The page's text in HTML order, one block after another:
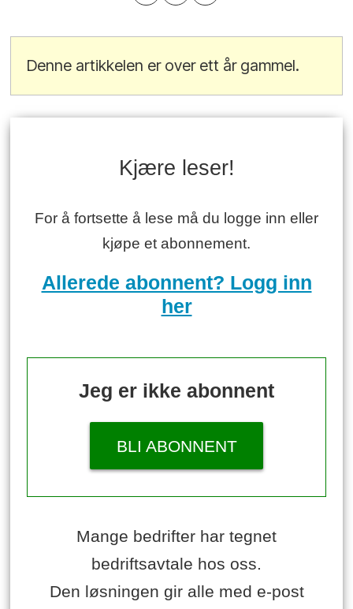
Denne artikkelen er over ett år gammel.
Kjære leser!
For å fortsette å lese må du logge inn eller
kjøpe et abonnement.
Allerede abonnent? Logg inn
her
Jeg er ikke abonnent
BLI ABONNENT
Mange bedrifter har tegnet
bedriftsavtale hos oss.
Den løsningen gir alle med e-post